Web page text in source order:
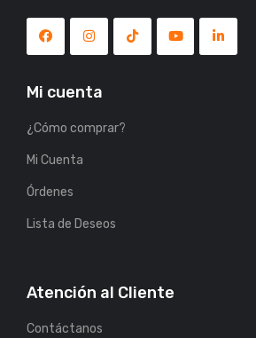
Mi cuenta
¿Cómo comprar?
Mi Cuenta
Órdenes
Lista de Deseos
Atención al Cliente
Contáctanos